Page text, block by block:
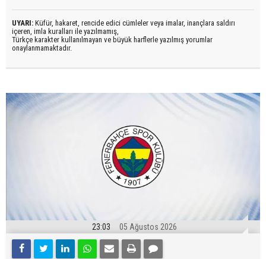
UYARI: Küfür, hakaret, rencide edici cümleler veya imalar, inançlara saldırı
içeren, imla kuralları ile yazılmamış,
Türkçe karakter kullanılmayan ve büyük harflerle yazılmış yorumlar
onaylanmamaktadır.
23:03 05 Ağustos 2026